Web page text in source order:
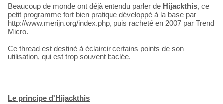
Beaucoup de monde ont déjà entendu parler de Hijackthis, ce
petit programme fort bien pratique développé à la base par
http://www.merijn.org/index.php, puis racheté en 2007 par Trend
Micro.
Ce thread est destiné à éclaircir certains points de son
utilisation, qui est trop souvent baclée.
Le principe d'Hijackthis